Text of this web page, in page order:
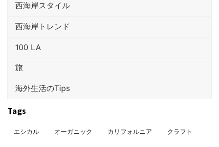
西海岸スタイル
西海岸トレンド
100 LA
旅
海外生活のTips
Tags
エシカル オーガニック カリフォルニア クラフト